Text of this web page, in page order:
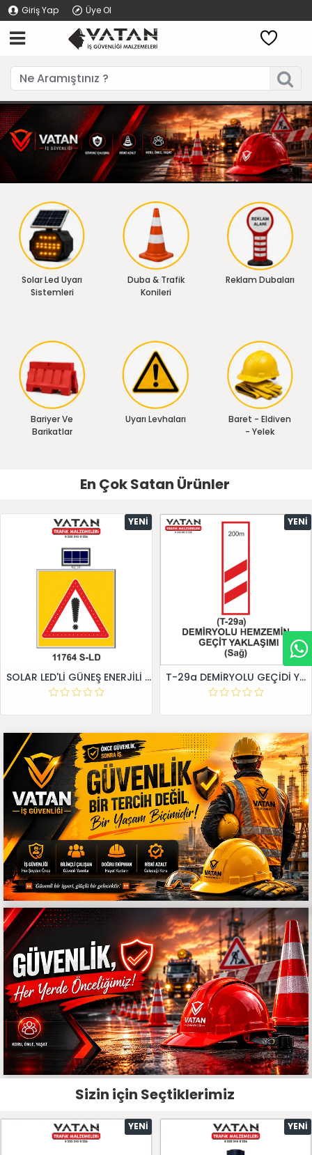
Giriş Yap Üye Ol
Solar Led Uyarı
Sistemleri
Duba & Trafik
Konileri
Reklam Dubaları
Bariyer Ve
Barikatlar
Uyarı Levhaları
Baret - Eldiven
- Yelek
En Çok Satan Ürünler
YENI
SOLAR LED'Lİ GÜNEŞ ENERJİLİ LEVHA
YENI
T-29a DEMİRYOLU GEÇİDİ YAKLAŞIM LEVHALARI (Sağ)
Sizin için Seçtiklerimiz
YENI YENI